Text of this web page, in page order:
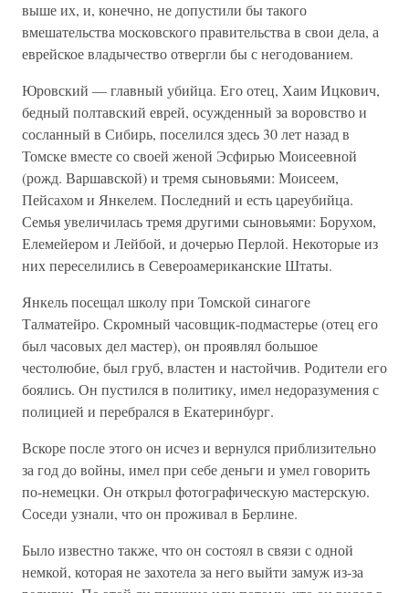
выше их, и, конечно, не допустили бы такого
вмешательства московского правительства в свои дела, а
еврейское владычество отвергли бы с негодованием.
Юровский — главный убийца. Его отец, Хаим Ицкович,
бедный полтавский еврей, осужденный за воровство и
сосланный в Сибирь, поселился здесь 30 лет назад в
Томске вместе со своей женой Эсфирью Моисеевной
(рожд. Варшавской) и тремя сыновьями: Моисеем,
Пейсахом и Янкелем. Последний и есть цареубийца.
Семья увеличилась тремя другими сыновьями: Борухом,
Елемейером и Лейбой, и дочерью Перлой. Некоторые из
них переселились в Североамериканские Штаты.
Янкель посещал школу при Томской синагоге
Талматейро. Скромный часовщик-подмастерье (отец его
был часовых дел мастер), он проявлял большое
честолюбие, был груб, властен и настойчив. Родители его
боялись. Он пустился в политику, имел недоразумения с
полицией и перебрался в Екатеринбург.
Вскоре после этого он исчез и вернулся приблизительно
за год до войны, имел при себе деньги и умел говорить
по-немецки. Он открыл фотографическую мастерскую.
Соседи узнали, что он проживал в Берлине.
Было известно также, что он состоял в связи с одной
немкой, которая не захотела за него выйти замуж из-за